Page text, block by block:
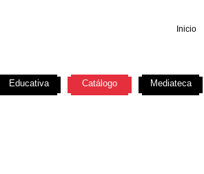
Inicio
Educativa Catálogo Mediateca